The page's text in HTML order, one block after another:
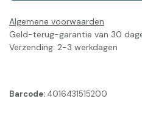
Algemene voorwaarden
Geld-terug-garantie van 30
Verzending: 2-3 werkdagen
Barcode: 4016431515200